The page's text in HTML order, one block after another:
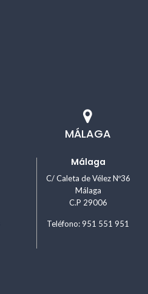
MÁLAGA
Málaga
C/ Caleta de Vélez Nº36
Málaga
C.P 29006
Teléfono: 951 551 951